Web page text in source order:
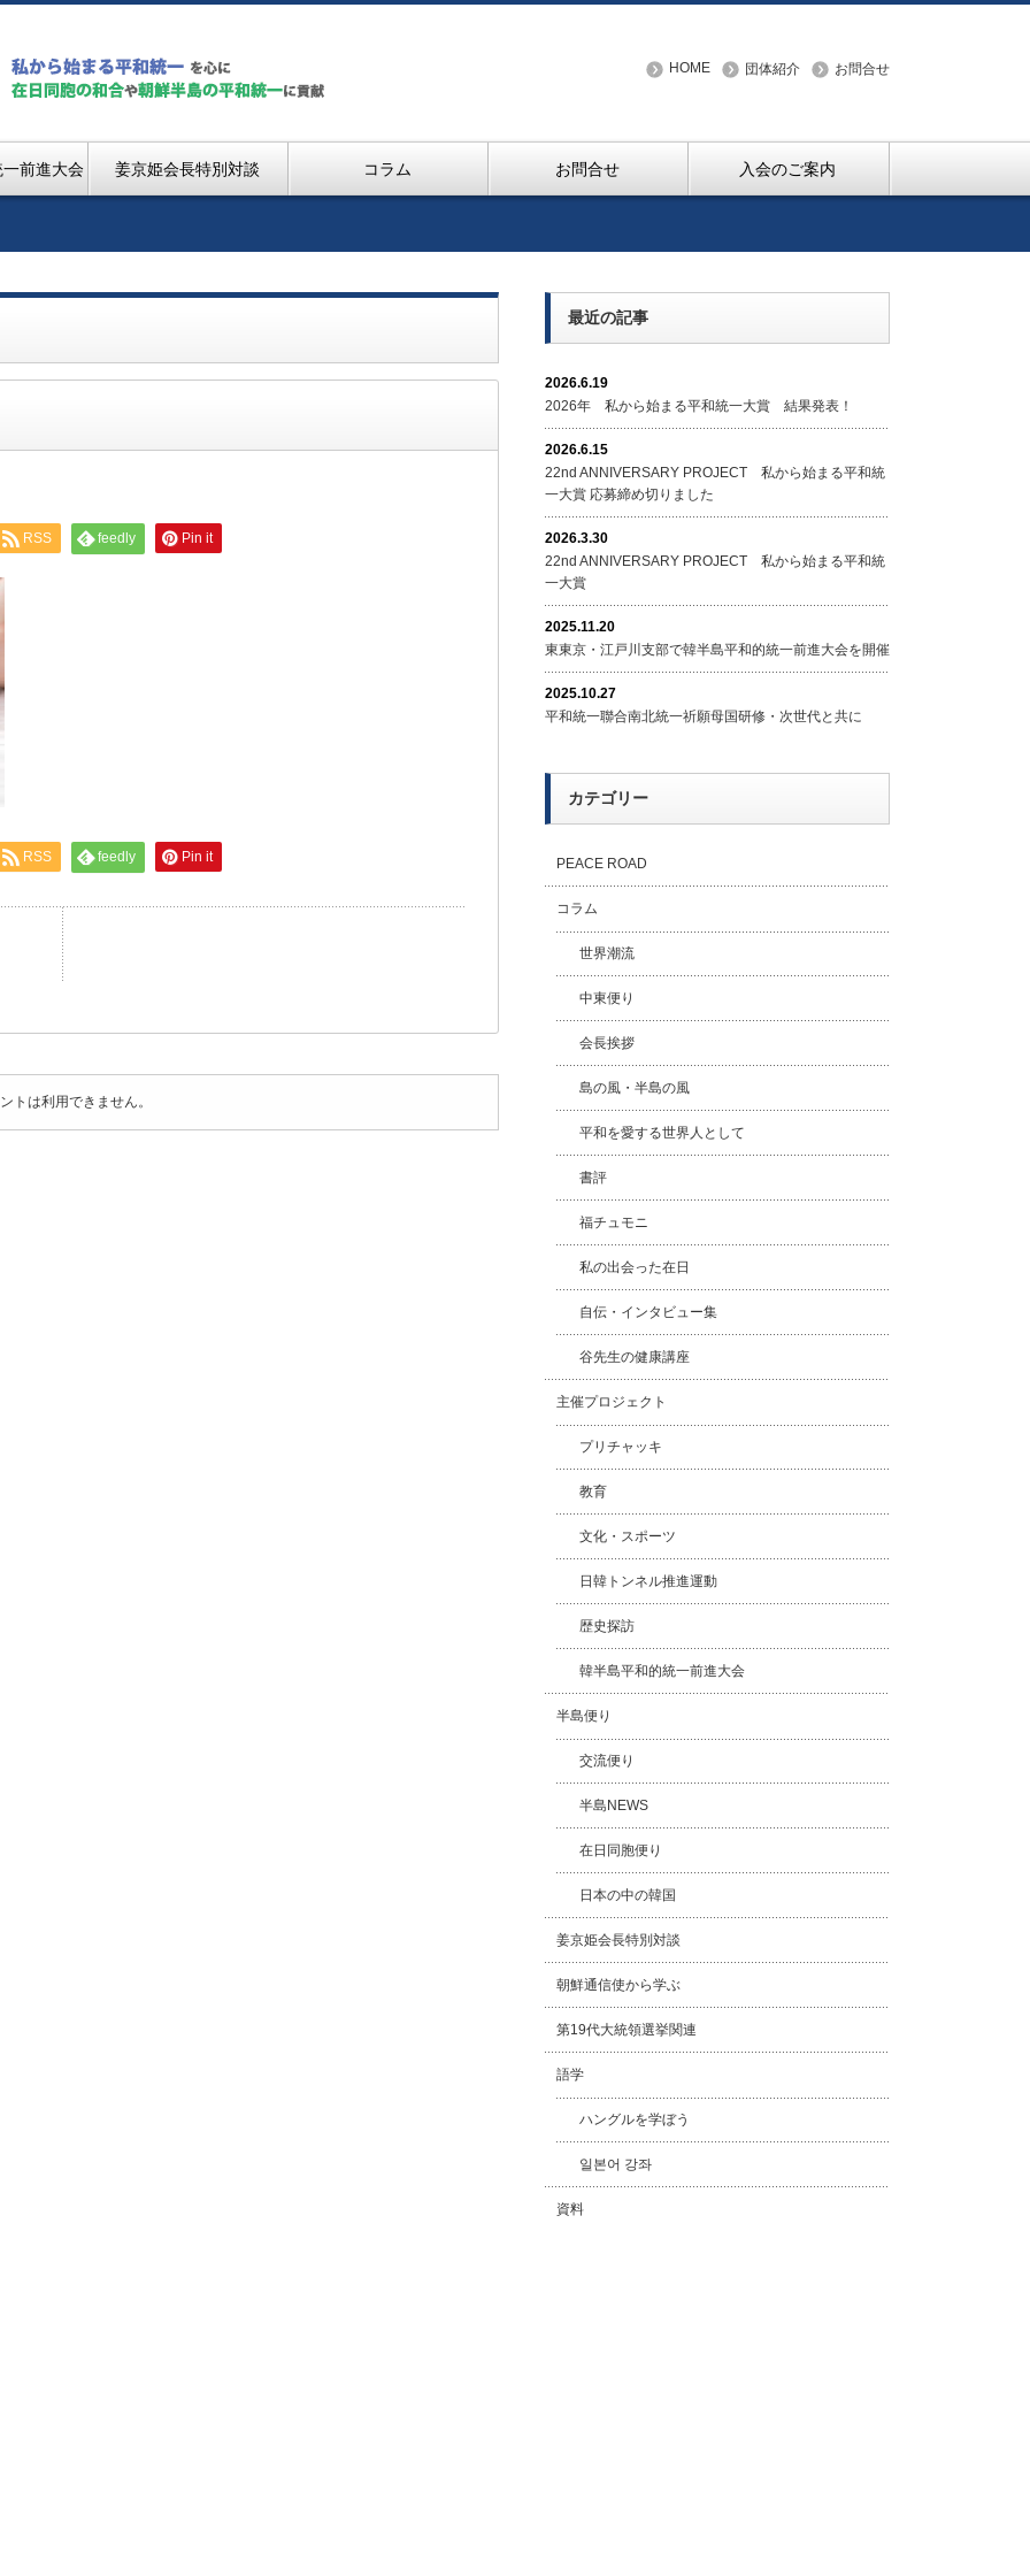
HOME 団体紹介 お問合せ
前進大会 姜京姫会長特別対談 コラム お問合せ 入会のご案内
RSS feedly Pin it
RSS feedly Pin it
トは利用できません。
最近の記事
2026.6.19
2026年 私から始まる平和統一大賞 結果発表！
2026.6.15
22nd ANNIVERSARY PROJECT 私から始まる平和統
一大賞 応募締め切りました
2026.3.30
22nd ANNIVERSARY PROJECT 私から始まる平和統
一大賞
2025.11.20
東東京・江戸川支部で韓半島平和的統一前進大会を開催
2025.10.27
平和統一聯合南北統一祈願母国研修・次世代と共に
カテゴリー
PEACE ROAD
コラム
世界潮流
中東便り
会長挨拶
島の風・半島の風
平和を愛する世界人として
書評
福チュモニ
私の出会った在日
自伝・インタビュー集
谷先生の健康講座
主催プロジェクト
プリチャッキ
教育
文化・スポーツ
日韓トンネル推進運動
歴史探訪
韓半島平和的統一前進大会
半島便り
交流便り
半島NEWS
在日同胞便り
日本の中の韓国
姜京姫会長特別対談
朝鮮通信使から学ぶ
第19代大統領選挙関連
語学
ハングルを学ぼう
일본어 강좌
資料